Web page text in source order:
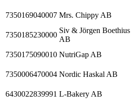
7350169040007 Mrs. Chippy AB
7350185230000
Siv & Jörgen Boethius
AB
7350175090010 NutriGap AB
7350006470004 Nordic Haskal AB
6430022839991 L-Bakery AB